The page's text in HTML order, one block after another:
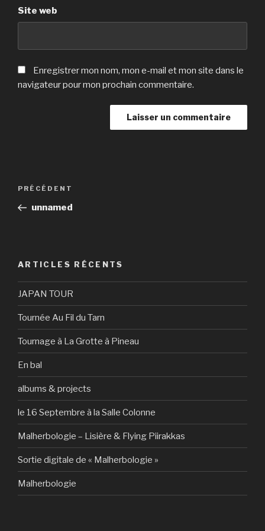
Site web
Enregistrer mon nom, mon e-mail et mon site dans le
navigateur pour mon prochain commentaire.
Navigation
l’article
Article
précédent
PRÉCÉDENT
unnamed
ARTICLES RÉCENTS
JAPAN TOUR
Tournée Au Fil du Tarn
Tournage à La Grotte à Pineau
En bal
albums & projects
le 16 Septembre à la Salle Colonne
Malherbologie – Lisière & Flying Piirakkas
Sortie digitale de « Malherbologie »
Malherbologie